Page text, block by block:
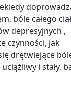
bóle całego
depresyjnych ,
czynności, jak
drętwiejące
i stały,